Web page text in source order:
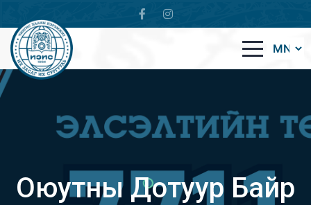
Оюутны Дотуур Байр